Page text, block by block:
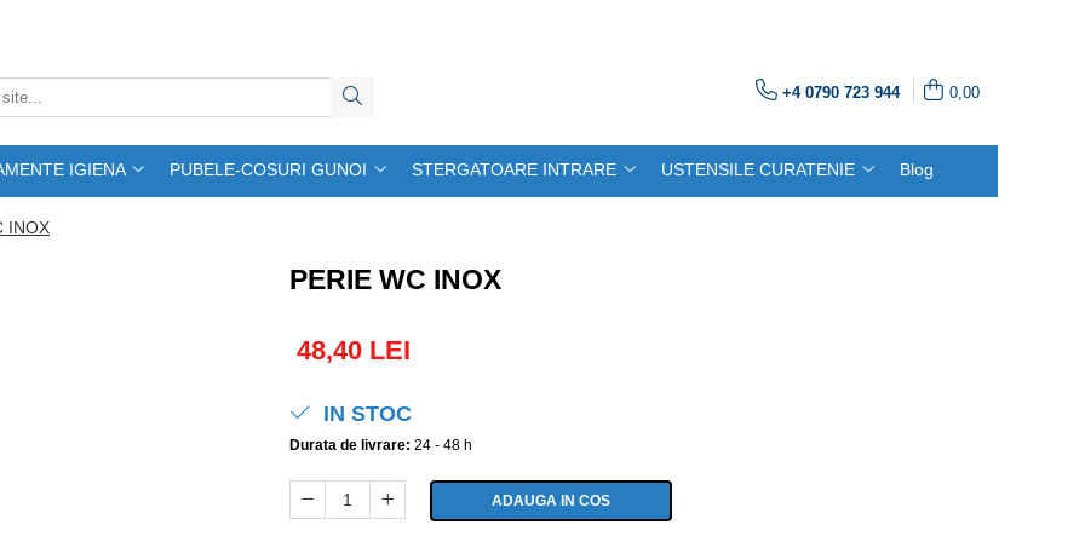
+4 0790 723 944 0,00
IGIENA PUBELE-COSURI GUNOI STERGATOARE INTRARE USTENSILE CURATENIE Blog
INOX
PERIE WC INOX
48,40 LEI
IN STOC
Durata de livrare: 24 - 48 h
ADAUGA IN COS